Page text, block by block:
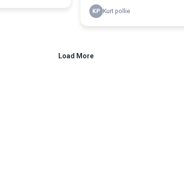
KP Kurt pollie
Load More